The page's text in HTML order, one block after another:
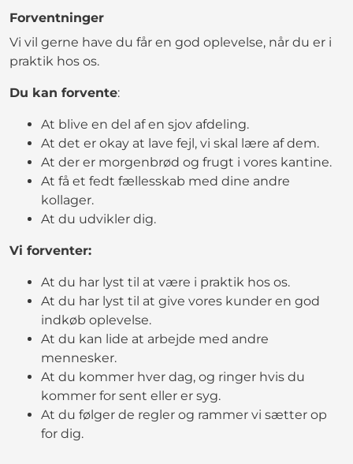
Forventninger
Vi vil gerne have du får en god oplevelse, når du er i
praktik hos os.
Du kan forvente:
At blive en del af en sjov afdeling.
At det er okay at lave fejl, vi skal lære af dem.
At der er morgenbrød og frugt i vores kantine.
At få et fedt fællesskab med dine andre
kollager.
At du udvikler dig.
Vi forventer:
At du har lyst til at være i praktik hos os.
At du har lyst til at give vores kunder en god
indkøb oplevelse.
At du kan lide at arbejde med andre
mennesker.
At du kommer hver dag, og ringer hvis du
kommer for sent eller er syg.
At du følger de regler og rammer vi sætter op
for dig.